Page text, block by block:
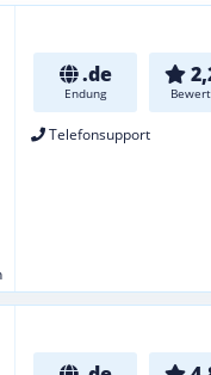
.de
Endung
Telefonsupport